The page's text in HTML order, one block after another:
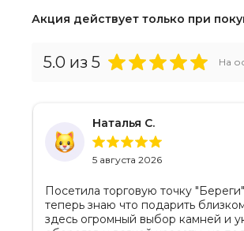
Акция действует только при
5.0 из 5 На
Наталья С.
5 августа 2026
Посетила торговую точку "Береги" в тц Талер и
теперь знаю что подарить
здесь огромный выбор камней и